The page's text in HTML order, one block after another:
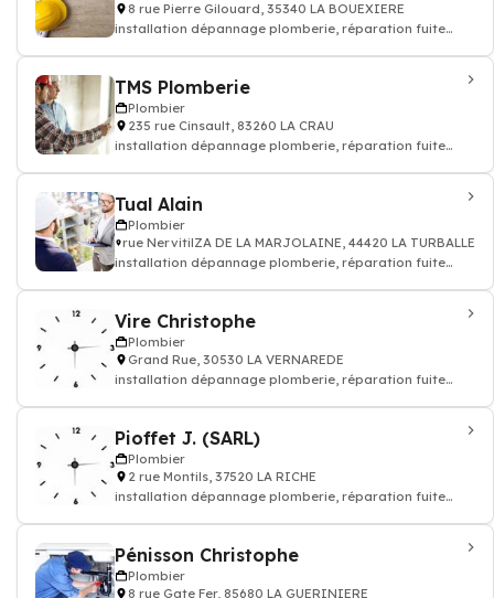
8 rue Pierre Gilouard, 35340 LA BOUEXIERE
installation dépannage plomberie, réparation fuite
TMS Plomberie
Plombier
235 rue Cinsault, 83260 LA CRAU
installation dépannage plomberie, réparation fuite
Tual Alain
Plombier
rue NervitilZA DE LA MARJOLAINE, 44420 LA TURBALLE
installation dépannage plomberie, réparation fuite
Vire Christophe
Plombier
Grand Rue, 30530 LA VERNAREDE
installation dépannage plomberie, réparation fuite
Pioffet J. (SARL)
Plombier
2 rue Montils, 37520 LA RICHE
installation dépannage plomberie, réparation fuite
Pénisson Christophe
Plombier
8 rue Gate Fer, 85680 LA GUERINIERE